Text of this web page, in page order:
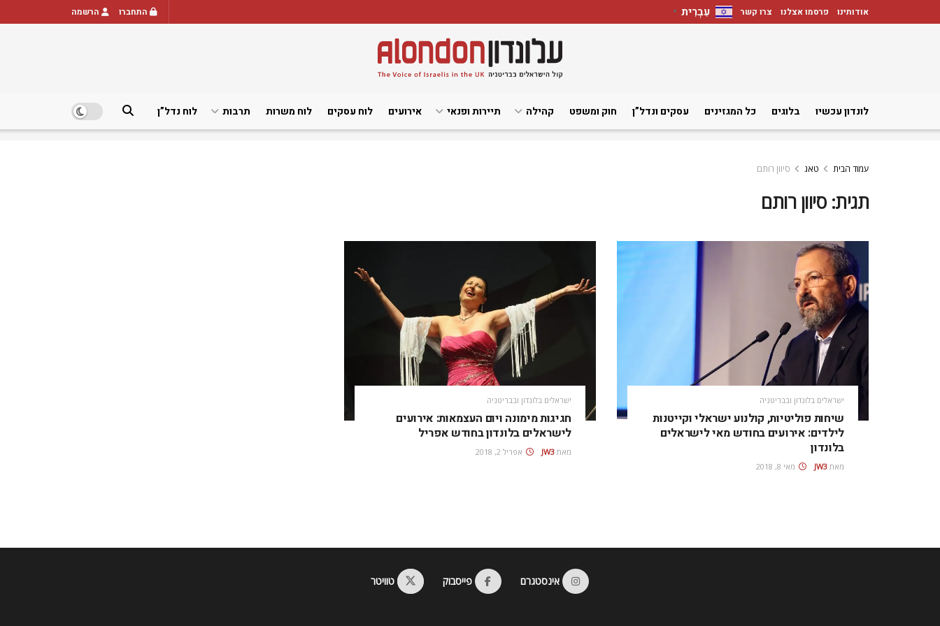
אודותינו פרסמו אצלנו צרו קשר עִבְרִית ▼ התחברו הרשמה
לונדון עכשיו בלוגים כל המגזינים עסקים ונדל”ן חוק ומשפט קהילה תיירות ופנאי אירועים לוח עסקים לוח משרות תרבות לוח נדל”ן
עמוד הבית טאג סיוון רותם
תגית:סיוון רותם
ישראלים בלונדון ובבריטניה
שיחות פוליטיות, קולנוע ישראלי וקייטנות
לילדים: אירועים בחודש מאי לישראלים
בלונדון
מאת JW3 מאי 8, 2018
ישראלים בלונדון ובבריטניה
חגיגות מימונה ויום העצמאות: אירועים
לישראלים בלונדון בחודש אפריל
מאת JW3 אפריל 2, 2018
אינסטגרם פייסבוק טוויטר